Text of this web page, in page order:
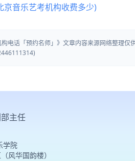
京音乐艺考机构收费多少)
构电话「预约名师」》文章内容来源网络整理
主任
学院
风华国韵楼）